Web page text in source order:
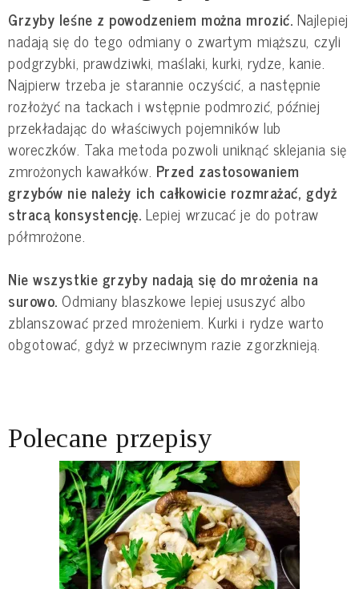
Grzyby leśne z powodzeniem można mrozić. Najlepiej
nadają się do tego odmiany o zwartym miąższu, czyli
podgrzybki, prawdziwki, maślaki, kurki, rydze, kanie.
Najpierw trzeba je starannie oczyścić, a następnie
rozłożyć na tackach i wstępnie podmrozić, później
przekładając do właściwych pojemników lub
woreczków. Taka metoda pozwoli uniknąć sklejania się
zmrożonych kawałków. Przed zastosowaniem
grzybów nie należy ich całkowicie rozmrażać, gdyż
stracą konsystencję. Lepiej wrzucać je do potraw
półmrożone.
Nie wszystkie grzyby nadają się do mrożenia na
surowo. Odmiany blaszkowe lepiej ususzyć albo
zblanszować przed mrożeniem. Kurki i rydze warto
obgotować, gdyż w przeciwnym razie zgorzknieją.
Polecane przepisy